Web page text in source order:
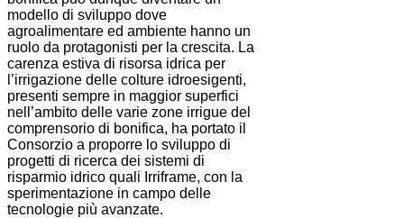
modello di sviluppo dove
agroalimentare ed ambiente hanno un
ruolo da protagonisti per la crescita. La
carenza estiva di risorsa idrica per
l’irrigazione delle colture idroesigenti,
presenti sempre in maggior superfici
nell’ambito delle varie zone irrigue del
comprensorio di bonifica, ha portato il
Consorzio a proporre lo sviluppo di
progetti di ricerca dei sistemi di
risparmio idrico quali Irriframe, con la
sperimentazione in campo delle
tecnologie più avanzate.